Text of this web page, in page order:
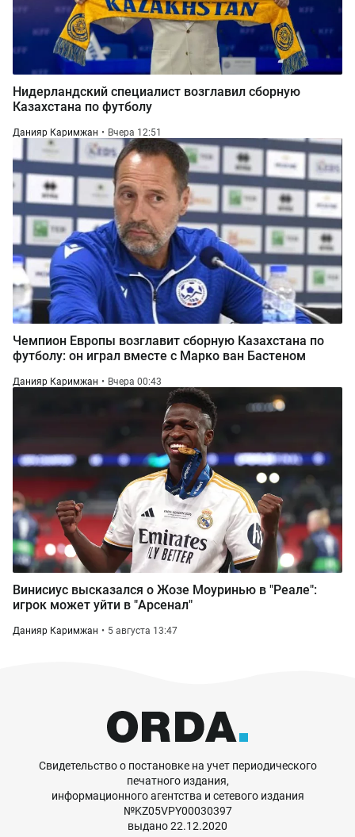
Нидерландский специалист возглавил сборную
Казахстана по футболу
Данияр Каримжан Вчера 12:51
Чемпион Европы возглавит сборную Казахстана по
футболу: он играл вместе с Марко ван Бастеном
Данияр Каримжан Вчера 00:43
Винисиус высказался о Жозе Моуринью в "Реале":
игрок может уйти в "Арсенал"
Данияр Каримжан 5 августа 13:47
Свидетельство о постановке на учет периодического
печатного издания,
информационного агентства и сетевого издания
№KZ05VPY00030397
выдано 22.12.2020